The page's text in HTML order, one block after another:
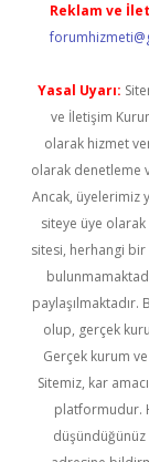
Reklam ve
Yasal Uyarı:
ve İletişim
olarak hizmet
olarak denetleme
Ancak, üyelerimiz
siteye üye
sitesi, herhangi bir
olup, gerçek
Gerçek kurum
Sitemiz, kar
platformudur.